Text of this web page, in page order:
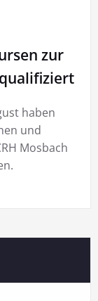
zur
haben
und
Mosbach